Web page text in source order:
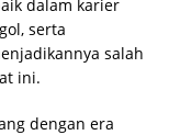
dalam karier
serta
salah
ini.
dengan era